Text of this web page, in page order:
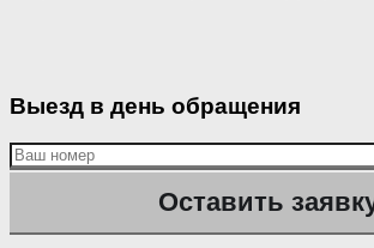
Выезд в день обращения